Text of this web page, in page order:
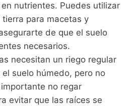
nutrientes. Puedes utilizar
para macetas y
de que el suelo
necesarios.
necesitan un riego regular
suelo húmedo, pero no
no regar
evitar que las raíces se